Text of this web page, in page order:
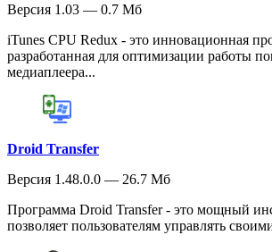
Версия 1.03 — 0.7 Мб
iTunes CPU Redux - это инновационная
разработанная для оптимизации работы
медиаплеера...
Droid Transfer
Версия 1.48.0.0 — 26.7 Мб
Программа Droid Transfer - это мощный
позволяет пользователям управлять